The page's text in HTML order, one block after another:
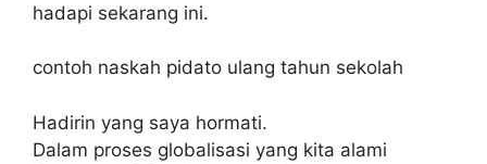
hadapi sekarang ini.
contoh naskah pidato ulang tahun sekolah
Hadirin yang saya hormati.
Dalam proses globalisasi yang kita alami